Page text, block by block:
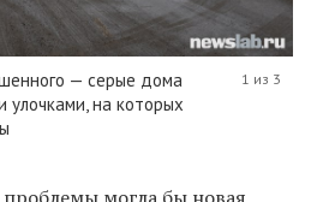
— серые дома
улочками, на которых
1 из 3